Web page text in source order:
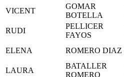
VICENT
GOMAR
BOTELLA
RUDI
PELLICER
FAYOS
ELENA ROMERO DIAZ
LAURA
BATALLER
ROMERO